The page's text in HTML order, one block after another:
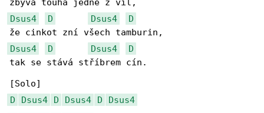
Dsus4
D Dsus4
D
Dsus4
D Dsus4
D
tak se stává stříbrem cín.
D
Dsus4 D Dsus4 D
Dsus4